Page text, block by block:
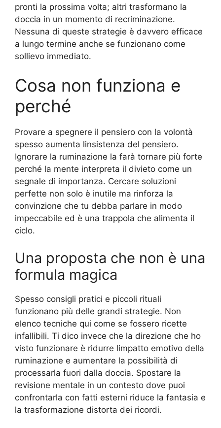
pronti la prossima volta; altri trasformano la
doccia in un momento di recriminazione.
Nessuna di queste strategie è davvero efficace
a lungo termine anche se funzionano come
sollievo immediato.
Cosa non funziona e
perché
Provare a spegnere il pensiero con la volontà
spesso aumenta linsistenza del pensiero.
Ignorare la ruminazione la farà tornare più forte
perché la mente interpreta il divieto come un
segnale di importanza. Cercare soluzioni
perfette non solo è inutile ma rinforza la
convinzione che tu debba parlare in modo
impeccabile ed è una trappola che alimenta il
ciclo.
Una proposta che non è una
formula magica
Spesso consigli pratici e piccoli rituali
funzionano più delle grandi strategie. Non
elenco tecniche qui come se fossero ricette
infallibili. Ti dico invece che la direzione che ho
visto funzionare è ridurre limpatto emotivo della
ruminazione e aumentare la possibilità di
processarla fuori dalla doccia. Spostare la
revisione mentale in un contesto dove puoi
confrontarla con fatti esterni riduce la fantasia e
la trasformazione distorta dei ricordi.